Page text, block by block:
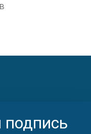
подпись